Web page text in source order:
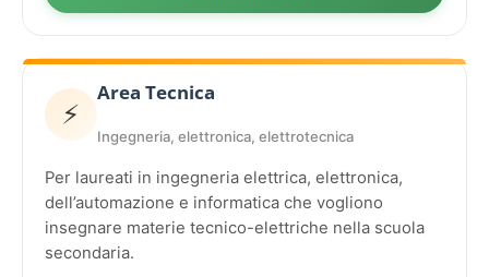
⚡
Area Tecnica
Ingegneria, elettronica, elettrotecnica
Per laureati in ingegneria elettrica, elettronica,
dell’automazione e informatica che vogliono
insegnare materie tecnico-elettriche nella scuola
secondaria.